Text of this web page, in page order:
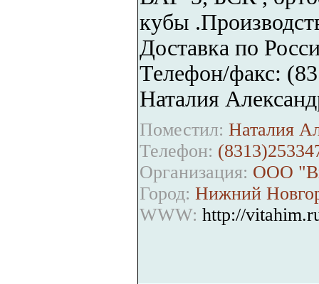
кубы
Доставка по
Телефон/факс:
Наталия
Поместил: Наталия
Телефон:
Организация: ООО
Город: Нижний
WWW: http://